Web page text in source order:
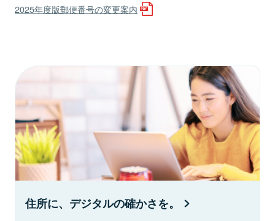
2025年度版郵便番号の変更案内
住所に、デジタルの確かさを。